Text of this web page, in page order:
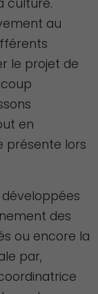
culture.
au
le projet de
en
présente lors
des
ou encore la
par,